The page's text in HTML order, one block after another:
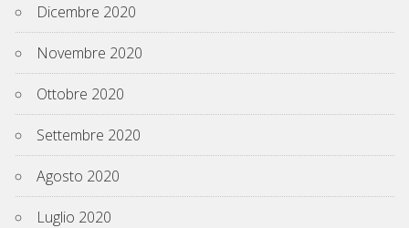
Dicembre 2020
Novembre 2020
Ottobre 2020
Settembre 2020
Agosto 2020
Luglio 2020